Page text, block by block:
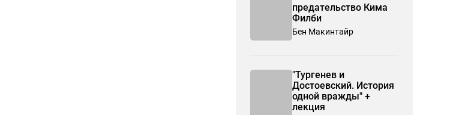
предательство Кима
Филби
Бен Макинтайр
"Тургенев и
Достоевский. История
одной вражды" +
лекция